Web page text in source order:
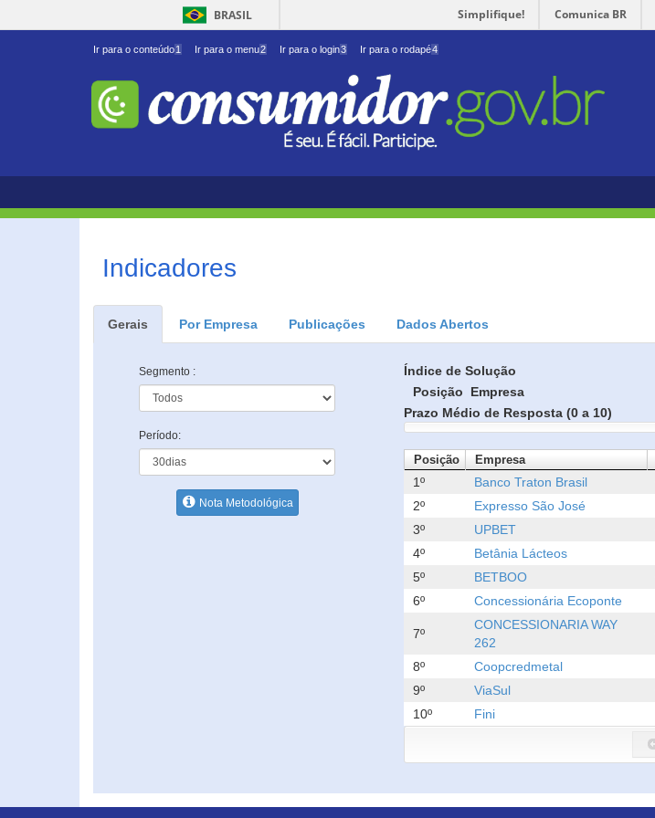
BRASIL Simplifique! Comunica BR
Ir para o conteúdo1 Ir para o menu2 Ir para o login3 Ir para o rodapé4
Indicadores
Gerais Por Empresa Publicações Dados Abertos
Segmento :
Período:
Nota Metodológica
Índice de Solução
Posição
Empresa
Prazo Médio de Resposta (0 a 10)
Posição Empresa
1º Banco Traton Brasil
2º
Expresso São José
3º
UPBET
4º
Betânia Lácteos
5º
BETBOO
6º
Concessionária Ecoponte
7º
CONCESSIONARIA WAY
262
8º Coopcredmetal
9º
ViaSul
10º
Fini